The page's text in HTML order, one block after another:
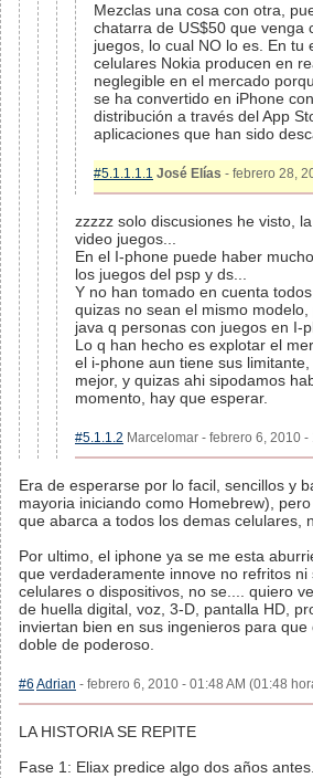
Mezclas una cosa con otra,
chatarra de US$50 que venga
juegos, lo cual NO lo es. En
celulares Nokia producen en
neglegible en el mercado
se ha convertido en iPhone
distribución a través del App
aplicaciones que han sido
#5.1.1.1.1 José Elías - febrero 28,
zzzzz solo discusiones he visto,
video juegos...
En el I-phone puede haber
los juegos del psp y ds...
Y no han tomado en cuenta
quizas no sean el mismo
java q personas con juegos en I-
Lo q han hecho es explotar el
el i-phone aun tiene sus
mejor, y quizas ahi sipodamos
momento, hay que esperar.
#5.1.1.2 Marcelomar - febrero 6, 2010
Era de esperarse por lo facil, sencillos y
mayoria iniciando como Homebrew),
que abarca a todos los demas celulares,
Por ultimo, el iphone ya se me esta
que verdaderamente innove no refritos
celulares o dispositivos, no se.... quiero
de huella digital, voz, 3-D, pantalla HD,
inviertan bien en sus ingenieros para
doble de poderoso.
#6 Adrian - febrero 6, 2010 - 01:48 AM (01:48
LA HISTORIA SE REPITE
Fase 1: Eliax predice algo dos años